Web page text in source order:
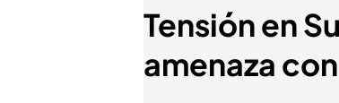
Tensión en
amenaza